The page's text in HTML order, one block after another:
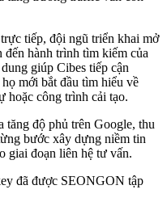
tiếp, đội ngũ triển khai mở
đến hành trình tìm kiếm của
giúp Cibes tiếp cận
mới bắt đầu tìm hiểu về
hoặc công trình cải tạo.
tăng độ phủ trên Google, thu
bước xây dựng niềm tin
giai đoạn liên hệ tư vấn.